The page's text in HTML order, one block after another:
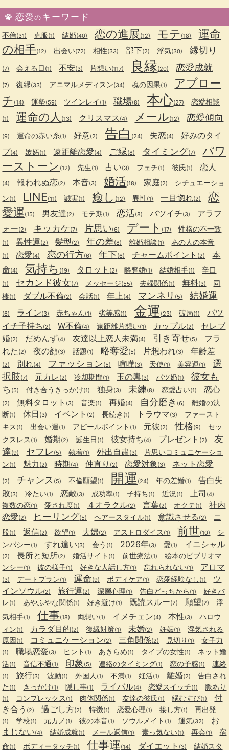
恋愛のキーワード
不倫(31) 克服(1) 結婚(40) 恋の進展(12) モテ (18)
運命
の相手(12) 出会い(72) 相性(33) 部下(2) 浮気(30) 縁切り
(7) 会える日 (1) 不安(3) 片想い(117) 良縁(20) 恋愛成就
(7) 復縁(33) アニマルメディスン(34) 魂の因果(1)
アプロー
チ (14) 運勢(59) ツインレイ (1) 職場(8) 本心(27) 恋愛相談
(1) 運命の人 (13) クリスマス (4) メール(12) 恋愛傾向
(9) 運命の赤い糸(1) 好意(2) 告白 (24) 失恋(4)
好みのタイ
プ(4) 嫉妬(1) 遠距離恋愛(4) ご縁(8) タイミング(7)
パワ
ーストーン (12) 先生(1) 占い(3) フェチ(1) 彼氏(1) 恋人
(4) 報われぬ恋(2) 本音(3) 婚活(18) 家庭(2)
シチュエーショ
ン(1) LINE(11) 誠実(1) 癒し (12) 異性(1) 一目惚れ(2)
恋
愛運 (15) 男友達(2) モテ期(1) 恋活(8) バツイチ(3)
アラフ
ォー(2) キッカケ(7) 片思い(6) デート (17) 性格の不一致
(1) 異性運(2) 髪型(2) 年の差(8) 離婚相談(1) あの人の本音
(1) 恋愛(4) 恋の行方(6) 年下(6) チャームポイント (2)
本
命(4) 気持ち (19) タロット (2) 略奪婚(1) 結婚相手(1) 辛口
(1) セカンド彼女(7) メッセージ(55) 夫婦関係(1) 無料(3)
同
棲(1) ダブル不倫(2) 会話(1) 年上 (4) マンネリ (5) 結婚運
(6) ライン(3) 赤ちゃん(1) 劣等感(1) 金運 (23) 破局(1)
バツ
イチ子持ち (2) W不倫(4) 遠距離片想い(1) カップル(2)
セレブ
婚(2) だめんず(4) 友達以上恋人未満(4) 引き寄せ(5)
フラ
れた (2) 夜の顔(3) 話題(1) 略奪愛(5) 片想われ(3) 年齢差
(2) 別れ(4) ファッション(5) 喧嘩(3) 天使(1) 美容運(1)
選
択肢(7) 元カレ (2) 冷却期間(1) 玉の輿(3) バツ婚(1)
彼女も
ち (5) 付き合うきっかけ(1) 独身(3) 未練(8) 恋愛占い(1) 恋心
(2) 無料タロット (3) 音楽(1) 再婚(4) 自分磨き (6)
離婚の決
断(1) 休日 (3) イベント (2) 長続き (1) トラウマ(3)
ファースト
キス (1) 出会い運(1) アピールポイント (1) 元彼(2) 性格(9)
セッ
クスレス (1) 婚期(2) 誕生日 (1) 彼女持ち (4) プレゼント (2)
友
達 (9) セフレ (5) 執着(1) 外出自粛(3)
片思いコミュニケーショ
ン(1) 魅力 (2) 時期(4) 仲直り (2) 恋愛対象 (3) ネット恋愛
(2) チャンス (5) 不倫願望(1) 開運 (24) 年の差婚(1)
告白失
敗(3) 冷たい(1) 恋敵(3) 成功率(1) 子持ち(1) 近況 (1) 上司 (4)
複数の恋(1) 愛され度(1) ４オラクル(2) 言葉(2) オクテ(1)
社内
恋愛(2) ヒーリング(5) ヘアースタイル(1) 意識させる (2)
二
股(1) 返信(2) 欲望(1) 夫婦(2) アストロダイス (1) 前世(10)
シ
ンパシー(1) すれ違い(3) 会う (1) 2026年(3) 愛(1) イニシャル
(2) 長所と短所(2) 婚活サイト (1) 前世療法(1)
絵本のビブリオマ
ンシー(1) 彼の様子(1) 好きな人話し方(1) 忘れられない(1) アロマ
(3) デートプラン(1) 運命(9) ボディケア(1) 恋愛経験なし (1)
ツ
インソウル(2) 旅行運(2) 深層心理(1) 告白どっちから (1)
好きバ
レ(1) あやふやな関係(1) 好き避け(1) 既読スルー(2) 願望(2)
浮
気相手(1) 仕事(18) 両想い(1) イメチェン(4) 本性(3)
ハロウ
ィン(1) カラダ目的(2) 復縁対策(1) 未婚(2) 妊娠(1)
浮気される
原因(1) コミュニケーション(2) 三角関係(2) 見切り (1) 女子力
(1) 職場恋愛(3) ヒント (1) あきらめ(1) タイプの女性(1)
ネット婚
活(1) 音信不通 (1) 印象 (5) 連絡のタイミング(1) 恋の予感(1) 連絡
(1) 旅行(3) 波動(1) 外国人 (1) 不満(1) 妊活(1) 離婚(2)
告白され
た (1) きっかけ(1) 隠し事(1) ライバル(4) 恋愛スイッチ(1) 脈あり
(1) コンプレックス (1) 肉体関係(1) 友達の彼氏(1) 縁むすび(1)
付
き合う (2) 過ごし方(2) 特徴(1) 恋愛心理(1) 接し方(1) 再出発
(1) 学校(1) 元カノ (1) 彼の本音(1) ソウルメイト (1) 運気(32)
お
まじない(4) 結婚成就(1) メール返信(1) 素っ気ない(1) 再会(1)
宿
命(1) ボディータッチ(1) 仕事運 (14) ダイエット (3) 結婚スタ